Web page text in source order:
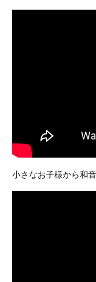
小さなお子様から和